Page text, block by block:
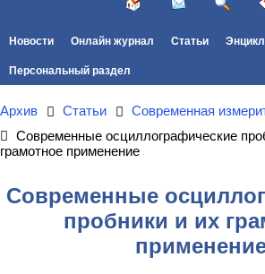
Новости Онлайн журнал Статьи
Персональный раздел
Архив Статьи
Современная
Современные осциллографические
грамотное применение
Современные
пробники и их